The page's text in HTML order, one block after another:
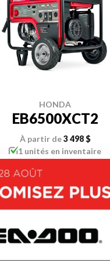
HONDA
EB6500XCT2
À partir de3 498 $
1 unités en inventaire
DÉCOUVRIR CE MODÈLE